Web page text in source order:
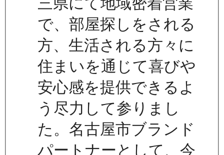
で、部屋探しをされる
方、生活される方々に
住まいを通じて喜びや
安心感を提供できるよ
う尽力して参りまし
た。名古屋市ブランド
パートナーとして、今